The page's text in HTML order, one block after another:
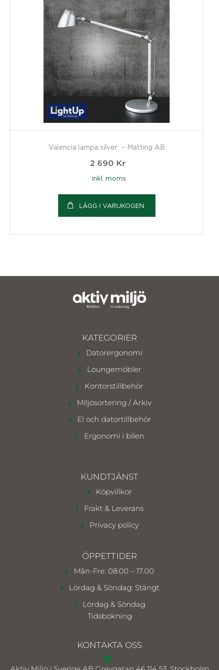
Valencia lampa silver – Matting AB
2 690 Kr
inkl. moms
LÄGG I VARUKOGEN
KATEGORIER
Datorergonomi
Loungemöbler
Kontorstillbehör
Miljösortering / Arkiv
El och datortillbehör
Ergonomi i bilen
KUNDTJÄNST
Köpvillkor
Frakt & Leverans
Privacy policy
ÖPPETTIDER
Mån-Fre: 08.00 – 17.00
Lördag & Söndag: Stängt
Lördag & Söndag
Tidsbokning
KONTAKTA OSS